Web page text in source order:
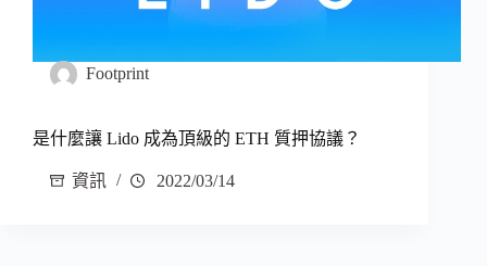
Footprint
是什麼讓 Lido 成為頂級的 ETH 質押協議？
資訊 2022/03/14